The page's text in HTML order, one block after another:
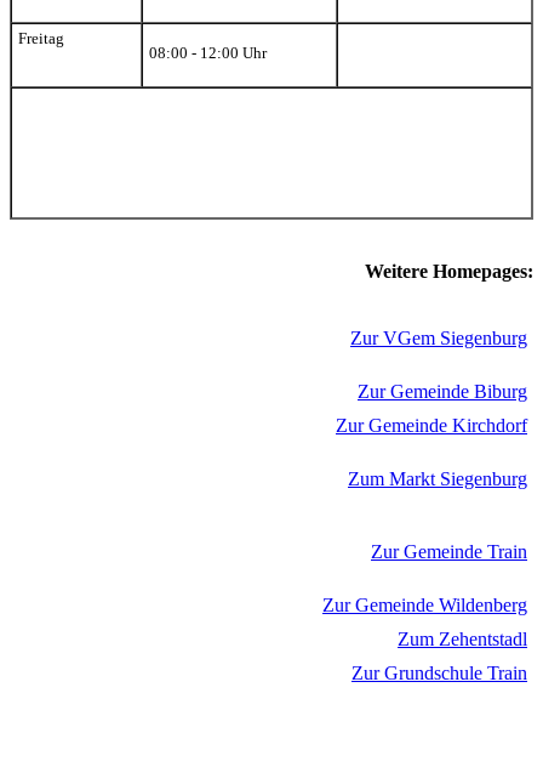
Freitag
08:00 - 12:00 Uhr
Weitere Homepages:
Zur VGem Siegenburg
Zur Gemeinde Biburg
Zur Gemeinde Kirchdorf
Zum Markt Siegenburg
Zur Gemeinde Train
Zur Gemeinde Wildenberg
Zum Zehentstadl
Zur Grundschule Train